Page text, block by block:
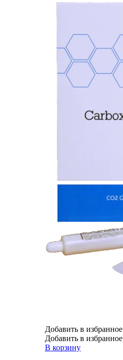
Добавить в избранное
Добавить в избранное
В корзину